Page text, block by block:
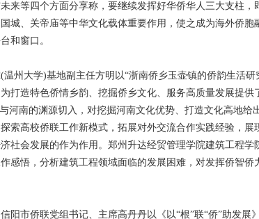
来等四个方面分享称，要继续发挥好华侨华人三大支柱，
城、关帝庙等中华文化载体重要作用，使之成为海外侨胞
和窗口。
大学)基地副主任方明以“浙南侨乡玉壶镇的侨韵生活研
打造特色侨情乡韵、挖掘侨乡文化、服务高质量发展提供
河南的渊源切入，对挖掘河南文化优势、打造文化高地给
索高校侨联工作新模式，拓展对外交流合作实践经验，展
社会发展的作为作用。郑州升达经贸管理学院建筑工程学
感悟，分析建筑工程领域面临的发展困难，对发挥侨智侨
市侨联党组书记、主席高丹丹以《以“根”联“侨”助发展